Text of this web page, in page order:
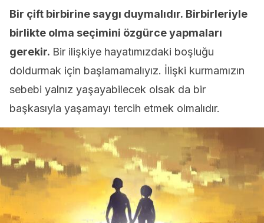
Bir çift birbirine saygı duymalıdır. Birbirleriyle
birlikte olma seçimini özgürce yapmaları
gerekir. Bir ilişkiye hayatımızdaki boşluğu
doldurmak için başlamamalıyız. İlişki kurmamızın
sebebi yalnız yaşayabilecek olsak da bir
başkasıyla yaşamayı tercih etmek olmalıdır.